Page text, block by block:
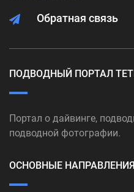
Обратная связь
ПОДВОДНЫЙ ПОРТАЛ
Портал о дайвинге,
подводной фотографии.
ОСНОВНЫЕ НАПРАВЛЕНИЯ